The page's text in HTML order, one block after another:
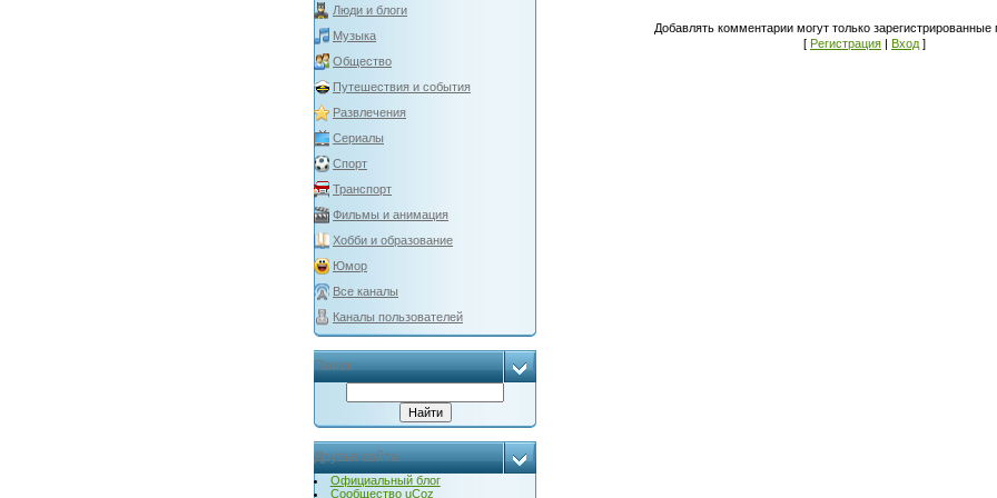
Люди и блоги
Музыка
Общество
Путешествия и события
Развлечения
Сериалы
Спорт
Транспорт
Фильмы и анимация
Хобби и образование
Юмор
Все каналы
Каналы пользователей
Поиск
Друзья сайта
Официальный блог
Сообщество uCoz
Добавлять комментарии могут только зарегистрированные
[ Регистрация | Вход ]